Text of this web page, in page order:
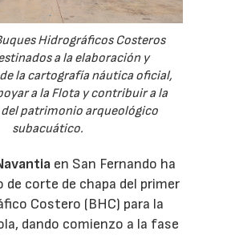
Hidrográficos Costeros
a la elaboración y
la cartografía náutica oficial,
a la Flota y contribuir a la
patrimonio arqueológico
subacuático.
en San Fernando ha
de corte de chapa del primer
Costero (BHC) para la
dando comienzo a la fase